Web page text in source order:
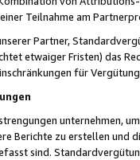
Teilnahme am
Partner,
etwaiger Fristen) das
für
unternehmen,
Berichte zu erstellen und
sind.